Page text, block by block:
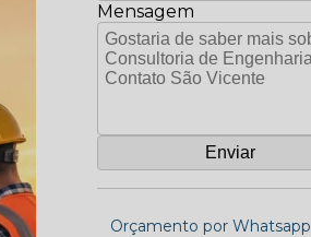
Mensagem
Orçamento por Whatsapp